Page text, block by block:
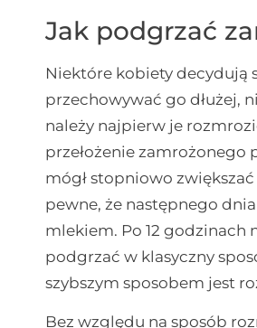
Jak podgrzać
Niektóre kobiety decydują
przechowywać go dłużej,
należy najpierw je
przełożenie zamrożonego
mógł stopniowo
pewne, że następnego
mlekiem. Po 12 godzinach
podgrzać w klasyczny
szybszym sposobem jest
Bez względu na sposób